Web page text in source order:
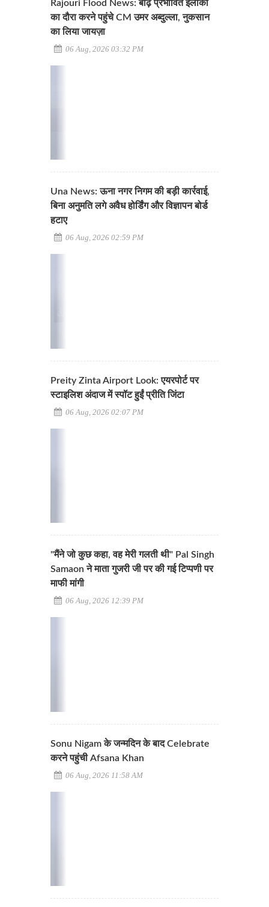
Rajouri Flood News: बाढ़ प्रभावित इलाकों
का दौरा करने पहुंचे CM उमर अब्दुल्ला, नुकसान
का लिया जायज़ा
06 Aug, 2026 03:32 PM
Una News: ऊना नगर निगम की बड़ी कार्रवाई,
बिना अनुमति लगे अवैध होर्डिंग और विज्ञापन बोर्ड
हटाए
06 Aug, 2026 02:59 PM
Preity Zinta Airport Look: एयरपोर्ट पर
स्टाइलिश अंदाज में स्पॉट हुईं प्रीति जिंटा
06 Aug, 2026 02:07 PM
"मैंने जो कुछ कहा, वह मेरी गलती थी" Pal Singh
Samaon ने माता गुजरी जी पर की गई टिप्पणी पर
माफी मांगी
06 Aug, 2026 12:39 PM
Sonu Nigam के जन्मदिन के बाद Celebrate
करने पहुंची Afsana Khan
06 Aug, 2026 11:58 AM